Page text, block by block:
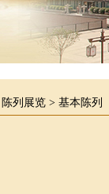
陈列展览 > 基本陈列